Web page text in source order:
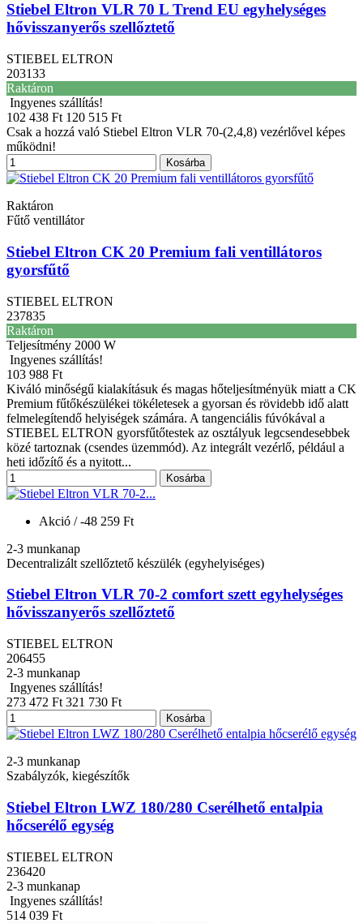
Stiebel Eltron VLR 70 L Trend EU egyhelységes
hővisszanyerős szellőztető
STIEBEL ELTRON
203133
Raktáron
Ingyenes szállítás!
102 438 Ft 120 515 Ft
Csak a hozzá való Stiebel Eltron VLR 70-(2,4,8) vezérlővel képes
működni!
Kosárba
Raktáron
Fűtő ventillátor
Stiebel Eltron CK 20 Premium fali ventillátoros
gyorsfűtő
STIEBEL ELTRON
237835
Raktáron
Teljesítmény 2000 W
Ingyenes szállítás!
103 988 Ft
Kiváló minőségű kialakításuk és magas hőteljesítményük miatt a CK
Premium fűtőkészülékei tökéletesek a gyorsan és rövidebb idő alatt
felmelegítendő helyiségek számára. A tangenciális fúvókával a
STIEBEL ELTRON gyorsfűtőtestek az osztályuk legcsendesebbek
közé tartoznak (csendes üzemmód). Az integrált vezérlő, például a
heti időzítő és a nyitott...
Kosárba
Akció / -48 259 Ft
2-3 munkanap
Decentralizált szellőztető készülék (egyhelyiséges)
Stiebel Eltron VLR 70-2 comfort szett egyhelységes
hővisszanyerős szellőztető
STIEBEL ELTRON
206455
2-3 munkanap
Ingyenes szállítás!
273 472 Ft 321 730 Ft
Kosárba
2-3 munkanap
Szabályzók, kiegészítők
Stiebel Eltron LWZ 180/280 Cserélhető entalpia
hőcserélő egység
STIEBEL ELTRON
236420
2-3 munkanap
Ingyenes szállítás!
514 039 Ft